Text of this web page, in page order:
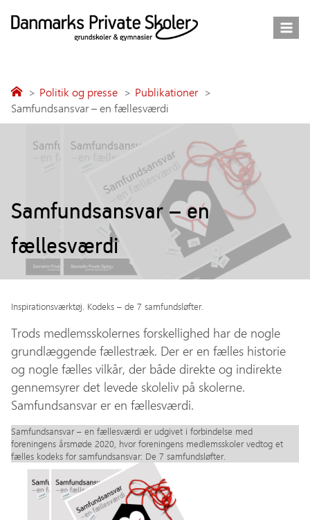
Politik og presse
Publikationer
Samfundsansvar – en fællesværdi
Samfundsansvar – en
fællesværdi
Inspirationsværktøj. Kodeks – de 7 samfundsløfter.
Trods medlemsskolernes forskellighed har de nogle
grundlæggende fællestræk. Der er en fælles historie
og nogle fælles vilkår, der både direkte og indirekte
gennemsyrer det levede skoleliv på skolerne.
Samfundsansvar er en fællesværdi.
Samfundsansvar – en fællesværdi er udgivet i forbindelse med
foreningens årsmøde 2020, hvor foreningens medlemsskoler vedtog et
fælles kodeks for samfundsansvar: De 7 samfundsløfter.